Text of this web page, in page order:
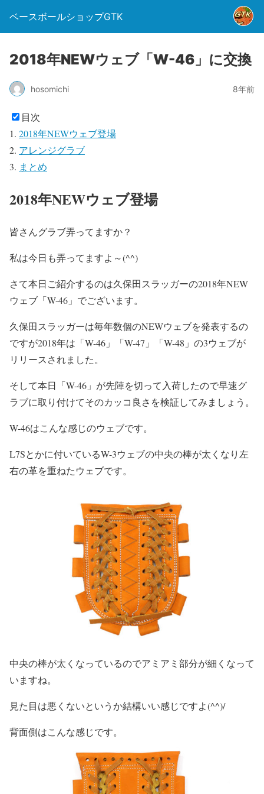
ベースボールショップGTK
2018年NEWウェブ「W-46」に交換
hosomichi 8年前
目次
2018年NEWウェブ登場
アレンジグラブ
まとめ
2018年NEWウェブ登場
皆さんグラブ弄ってますか？
私は今日も弄ってますよ～(^^)
さて本日ご紹介するのは久保田スラッガーの2018年NEW
ウェブ「W-46」でございます。
久保田スラッガーは毎年数個のNEWウェブを発表するの
ですが2018年は「W-46」「W-47」「W-48」の3ウェブが
リリースされました。
そして本日「W-46」が先陣を切って入荷したので早速グ
ラブに取り付けてそのカッコ良さを検証してみましょう。
W-46はこんな感じのウェブです。
L7Sとかに付いているW-3ウェブの中央の棒が太くなり左
右の革を重ねたウェブです。
中央の棒が太くなっているのでアミアミ部分が細くなって
いますね。
見た目は悪くないというか結構いい感じですよ(^^)/
背面側はこんな感じです。